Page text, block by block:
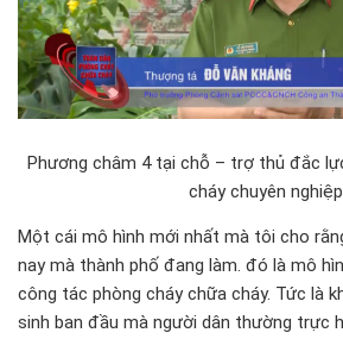
Phương châm 4 tại chỗ – trợ thủ đắc
cháy chuyên nghiệp
Một cái mô hình mới nhất mà tôi cho
nay mà thành phố đang làm. đó là mô
công tác phòng cháy chữa cháy. Tức là
sinh ban đầu mà người dân thường trực